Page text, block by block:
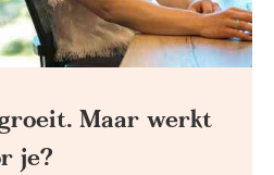
Maar werkt
je?